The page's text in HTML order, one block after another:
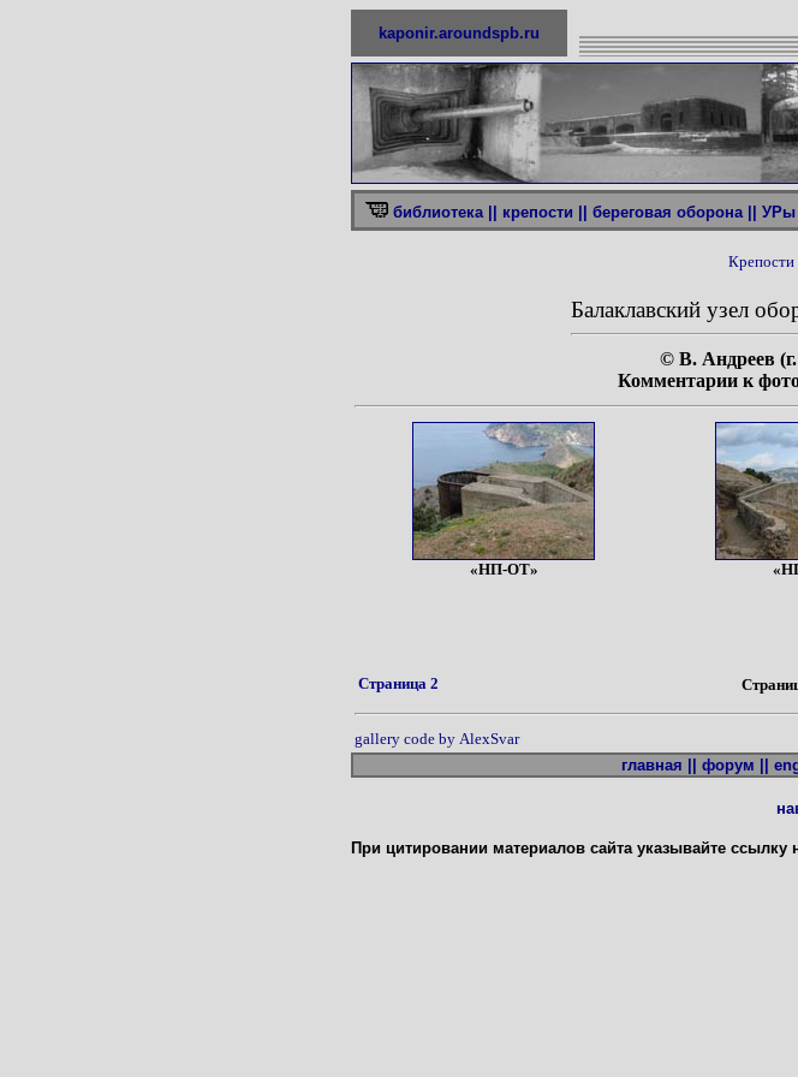
kaponir.aroundspb.ru
библиотека || крепости || береговая оборона || УРы
Крепости
Балаклавский узел
© В. Андреев
Комментарии к
«НП-ОТ»
Страница 2
gallery code by AlexSvar
главная ||
форум ||
При цитировании материалов сайта указывайте ссылку